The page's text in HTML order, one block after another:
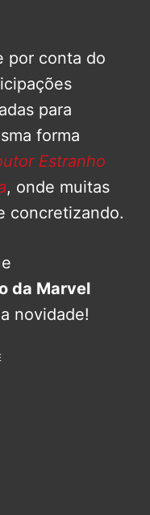
por conta do
para
forma
Estranho
, onde muitas
concretizando.
da Marvel
novidade!